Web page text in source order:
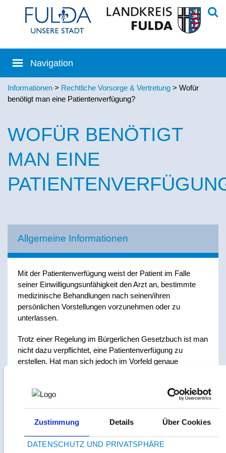
Zustimmung Details Über Cookies
DATENSCHUTZ UND PRIVATSPHÄRE
Informationen > Rechtliche Vorsorge & Vertretung > Wofür
benötigt man eine Patientenverfügung?
WOFÜR BENÖTIGT
MAN EINE
Allgemeine Informationen
Mit der Patientenverfügung weist der Patient im Falle
seiner Einwilligungsunfähigkeit den Arzt an, bestimmte
medizinische Behandlungen nach seinen/ihren
persönlichen Vorstellungen vorzunehmen oder zu
unterlassen.
Trotz einer Regelung im Bürgerlichen Gesetzbuch ist man
nicht dazu verpflichtet, eine Patientenverfügung zu
erstellen. Hat man sich jedoch im Vorfeld genaue
an, sich an die Patientenverfügung zu halten.
Besteht zwischen Arzt und Betreuer/Bevollmächtigtem
ein Konsens bezüglich des Patientenwillens, muss das
Betreuungsgericht nicht hinzugezogen werden. Gibt es
keine schriftliche Erklärung, so ist es die Aufgabe des